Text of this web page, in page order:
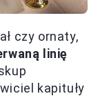
czy ornaty,
linię
kapituły